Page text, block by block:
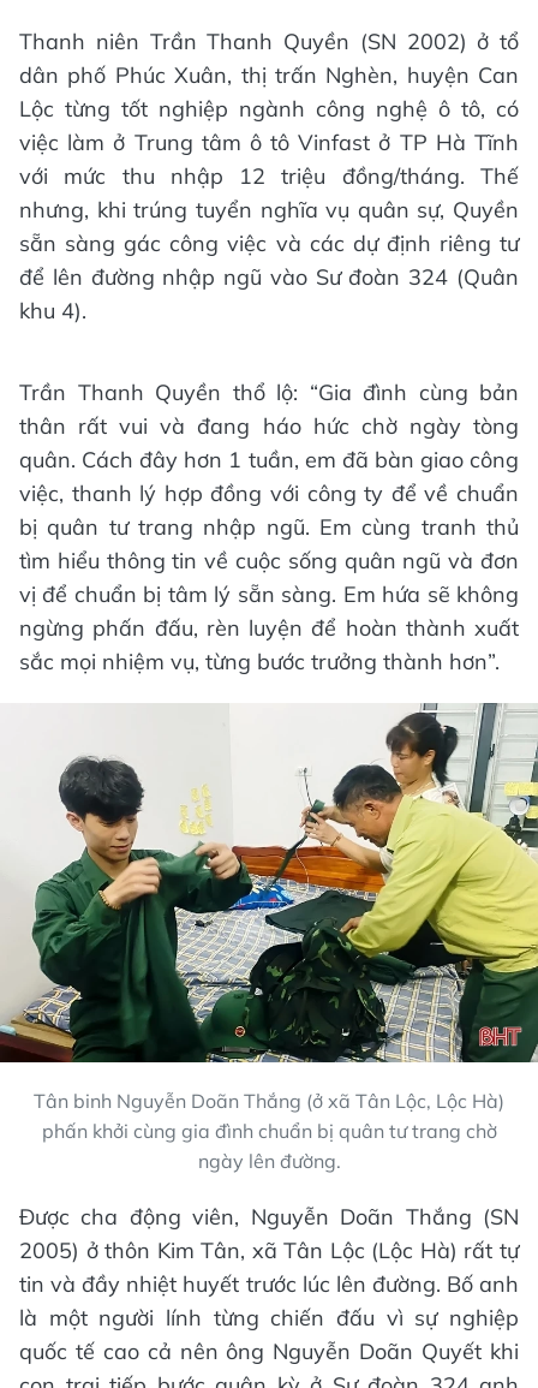
Thanh niên Trần Thanh Quyền (SN 2002) ở tổ
dân phố Phúc Xuân, thị trấn Nghèn, huyện Can
Lộc từng tốt nghiệp ngành công nghệ ô tô, có
việc làm ở Trung tâm ô tô Vinfast ở TP Hà Tĩnh
với mức thu nhập 12 triệu đồng/tháng. Thế
nhưng, khi trúng tuyển nghĩa vụ quân sự, Quyền
sẵn sàng gác công việc và các dự định riêng tư
để lên đường nhập ngũ vào Sư đoàn 324 (Quân
khu 4).
Trần Thanh Quyền thổ lộ: “Gia đình cùng bản
thân rất vui và đang háo hức chờ ngày tòng
quân. Cách đây hơn 1 tuần, em đã bàn giao công
việc, thanh lý hợp đồng với công ty để về chuẩn
bị quân tư trang nhập ngũ. Em cùng tranh thủ
tìm hiểu thông tin về cuộc sống quân ngũ và đơn
vị để chuẩn bị tâm lý sẵn sàng. Em hứa sẽ không
ngừng phấn đấu, rèn luyện để hoàn thành xuất
sắc mọi nhiệm vụ, từng bước trưởng thành hơn”.
Tân binh Nguyễn Doãn Thắng (ở xã Tân Lộc, Lộc Hà)
phấn khởi cùng gia đình chuẩn bị quân tư trang chờ
ngày lên đường.
Được cha động viên, Nguyễn Doãn Thắng (SN
2005) ở thôn Kim Tân, xã Tân Lộc (Lộc Hà) rất tự
tin và đầy nhiệt huyết trước lúc lên đường. Bố anh
là một người lính từng chiến đấu vì sự nghiệp
quốc tế cao cả nên ông Nguyễn Doãn Quyết khi